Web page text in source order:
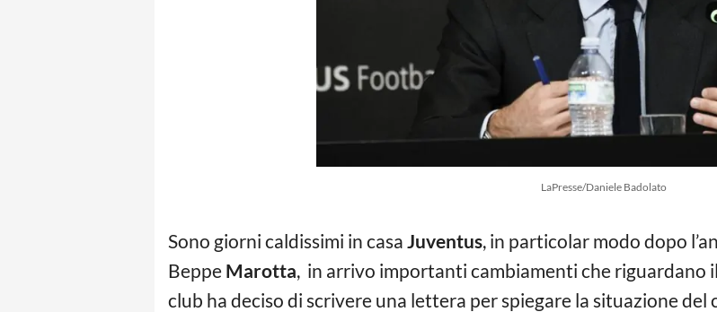
LaPresse/Daniele Badolato
Sono giorni caldissimi in casa Juventus, in particolar modo dopo
Beppe Marotta, in arrivo importanti cambiamenti che riguardano
club ha deciso di scrivere una lettera per spiegare la situazione del